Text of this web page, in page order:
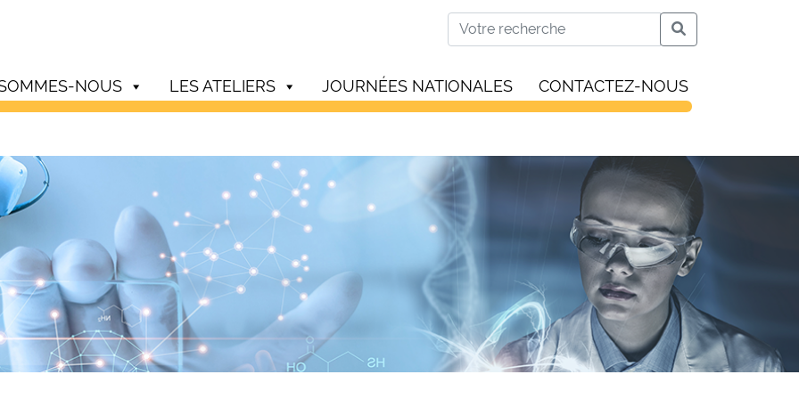
NOUS LES ATELIERS JOURNÉES NATIONALES CONTACTEZ-NOUS